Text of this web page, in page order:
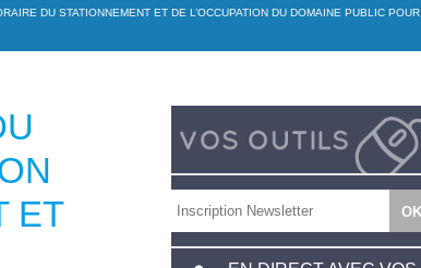
DU STATIONNEMENT ET DE L’OCCUPATION DU DOMAINE PUBLIC POUR
ET